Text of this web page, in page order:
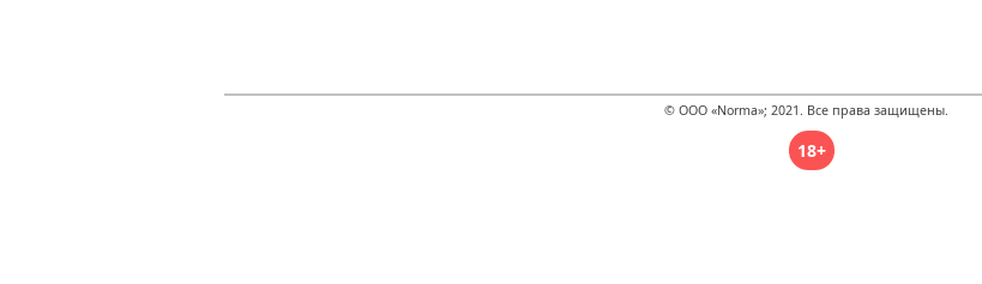
© ООО «Norma»; 2021. Все права защищены.
18+